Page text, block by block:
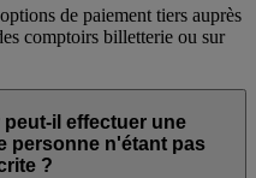
de paiement tiers auprès
comptoirs billetterie ou sur
il effectuer une
personne n'étant pas
?